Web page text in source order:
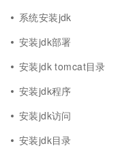
系统安装jdk
安装jdk部署
安装jdk tomcat目录
安装jdk程序
安装jdk访问
安装jdk目录